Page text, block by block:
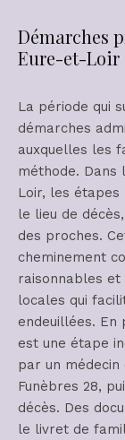
Démarches
Eure-et-Loir
La période qui
démarches
auxquelles les
méthode. Dans
Loir, les étapes
le lieu de
des proches.
cheminement
raisonnables
locales qui
endeuillées.
est une étape
par un
Funèbres 28,
décès. Des
le livret de